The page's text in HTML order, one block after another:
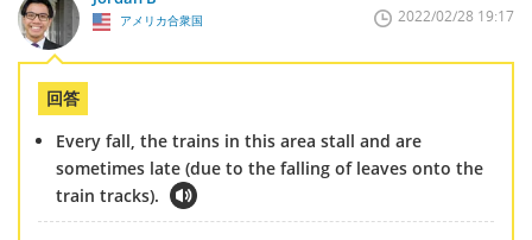
アメリカ合衆国 2022/02/28 19:17
回答
Every fall, the trains in this area stall and are
sometimes late (due to the falling of leaves onto the
train tracks).